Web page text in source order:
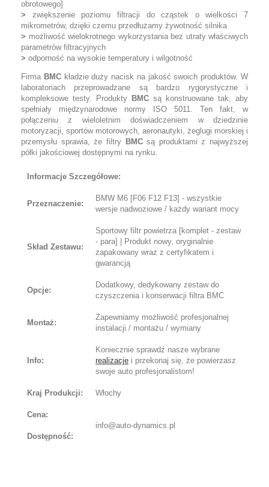
obrotowego]
> zwiększenie poziomu filtracji do cząstek o wielkości 7
mikrometrów, dzięki czemu przedłużamy żywotność silnika
> możliwość wielokrotnego wykorzystania bez utraty właściwych
parametrów filtracyjnych
> odporność na wysokie temperatury i wilgotność
Firma BMCkładzie duży nacisk na jakość swoich produktów. W
laboratoriach przeprowadzane są bardzo rygorystyczne i
kompleksowe testy. Produkty BMC są konstruowane tak, aby
spełniały międzynarodowe normy ISO 5011. Ten fakt, w
połączeniu z wieloletnim doświadczeniem w dziedzinie
motoryzacji, sportów motorowych, aeronautyki, żeglugi morskiej i
przemysłu sprawia, że filtry BMCsą produktami z najwyższej
półki jakościowej dostępnymi na rynku.
Informacje Szczegółowe:
Przeznaczenie:
BMW M6 [F06 F12 F13] - wszystkie
wersje nadwoziowe / każdy wariant mocy
Skład Zestawu:
Sportowy filtr powietrza [komplet - zestaw
- para] | Produkt nowy, oryginalnie
zapakowany wraz z certyfikatem i
gwarancją
Opcje:
Dodatkowy, dedykowany zestaw do
czyszczenia i konserwacji filtra BMC
Montaż:
Zapewniamy możliwość profesjonalnej
instalacji / montażu / wymiany
Info:
Koniecznie sprawdź nasze wybrane
realizacje i przekonaj się, że powierzasz
swoje auto profesjonalistom!
Kraj Produkcji: Włochy
Cena:
info@auto-dynamics.pl
Dostępność: